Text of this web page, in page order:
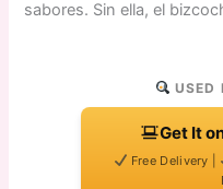
sabores. Sin ella, el
USED
Get It
Free Delivery |